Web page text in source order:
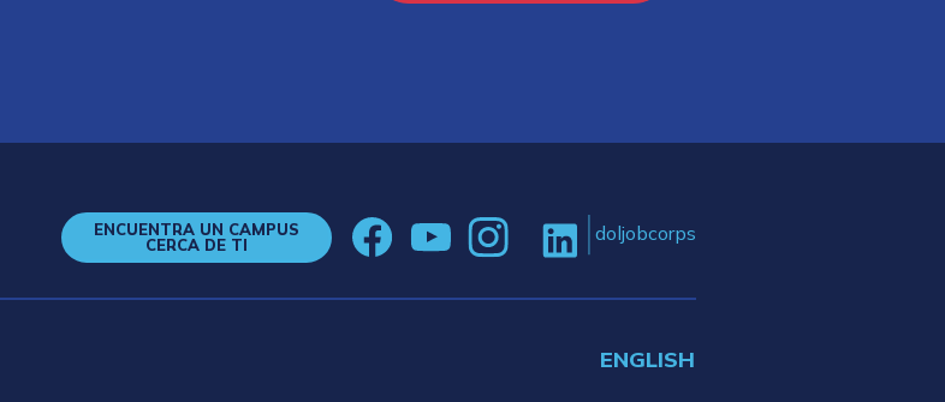
ENCUENTRA UN CAMPUS
CERCA DE TI
doljobcorps
ENGLISH